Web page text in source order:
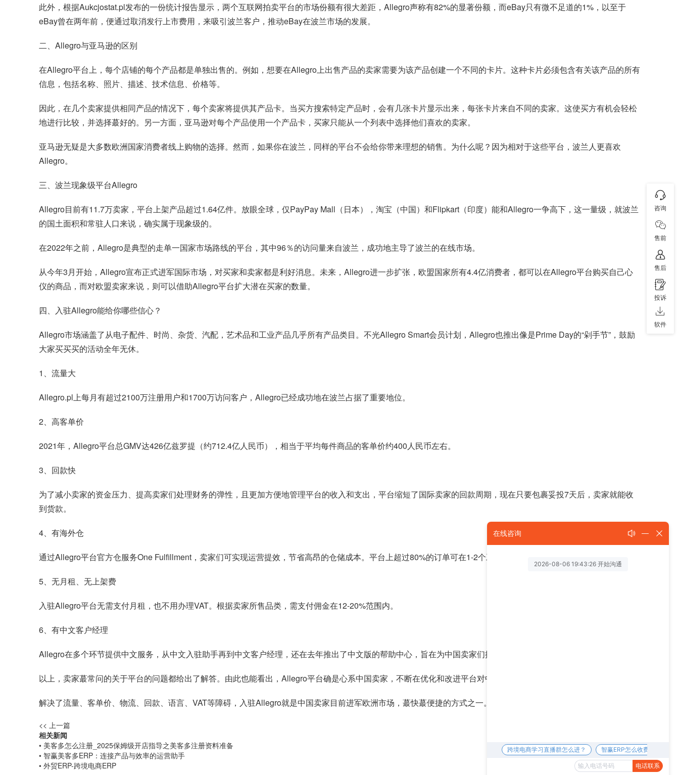
此外，根据Aukcjostat.pl发布的一份统计报告显示，两个互联网拍卖平台的市场份额有很大差距，Allegro声称有82%的显著份额，而eBay只有微不足道的1%，以至于
eBay曾在两年前，便通过取消发行上市费用，来吸引波兰客户，推动eBay在波兰市场的发展。
二、Allegro与亚马逊的区别
在Allegro平台上，每个店铺的每个产品都是单独出售的。例如，想要在Allegro上出售产品的卖家需要为该产品创建一个不同的卡片。这种卡片必须包含有关该产品的所有
信息，包括名称、照片、描述、技术信息、价格等。
因此，在几个卖家提供相同产品的情况下，每个卖家将提供其产品卡。当买方搜索特定产品时，会有几张卡片显示出来，每张卡片来自不同的卖家。这使买方有机会轻松
地进行比较，并选择蕞好的。另一方面，亚马逊对每个产品使用一个产品卡，买家只能从一个列表中选择他们喜欢的卖家。
亚马逊无疑是大多数欧洲国家消费者线上购物的选择。然而，如果你在波兰，同样的平台不会给你带来理想的销售。为什么呢？因为相对于这些平台，波兰人更喜欢
Allegro。
三、波兰现象级平台Allegro
Allegro目前有11.7万卖家，平台上架产品超过1.64亿件。放眼全球，仅PayPay Mall（日本），淘宝（中国）和Flipkart（印度）能和Allegro一争高下，这一量级，就波兰
的国土面积和常驻人口来说，确实属于现象级的。
在2022年之前，Allegro是典型的走单一国家市场路线的平台，其中96％的访问量来自波兰，成功地主导了波兰的在线市场。
从今年3月开始，Allegro宣布正式进军国际市场，对买家和卖家都是利好消息。未来，Allegro进一步扩张，欧盟国家所有4.4亿消费者，都可以在Allegro平台购买自己心
仪的商品，而对欧盟卖家来说，则可以借助Allegro平台扩大潜在买家的数量。
四、入驻Allegro能给你哪些信心？
Allegro市场涵盖了从电子配件、时尚、杂货、汽配，艺术品和工业产品几乎所有产品类目。不光Allegro Smart会员计划，Allegro也推出像是Prime Day的“剁手节”，鼓励
大家买买买的活动全年无休。
1、流量大
Allegro.pl上每月有超过2100万注册用户和1700万访问客户，Allegro已经成功地在波兰占据了重要地位。
2、高客单价
2021年，Allegro平台总GMV达426亿兹罗提（约712.4亿人民币），相当于平均每件商品的客单价约400人民币左右。
3、回款快
为了减小卖家的资金压力、提高卖家们处理财务的弹性，且更加方便地管理平台的收入和支出，平台缩短了国际卖家的回款周期，现在只要包裹妥投7天后，卖家就能收
到货款。
4、有海外仓
通过Allegro平台官方仓服务One Fulfillment，卖家们可实现运营提效，节省高昂的仓储成本。平台上超过80%的订单可在1-2个工作日内完成交付。
5、无月租、无上架费
入驻Allegro平台无需支付月租，也不用办理VAT。根据卖家所售品类，需支付佣金在12-20%范围内。
6、有中文客户经理
Allegro在多个环节提供中文服务，从中文入驻助手再到中文客户经理，还在去年推出了中文版的帮助中心，旨在为中国卖家们提供全面且详细的平台运营干货和指导。
以上，卖家蕞常问的关于平台的问题都给出了解答。由此也能看出，Allegro平台确是心系中国卖家，不断在优化和改进平台对中国卖家的友好程度。
解决了流量、客单价、物流、回款、语言、VAT等障碍，入驻Allegro就是中国卖家目前进军欧洲市场，蕞快蕞便捷的方式之一。
<< 上一篇
相关新闻
• 美客多怎么注册_2025保姆级开店指导之美客多注册资料准备
• 智赢美客多ERP：连接产品与效率的运营助手
• 外贸ERP-跨境电商ERP
咨询
售前
售后
投诉
软件
在线咨询